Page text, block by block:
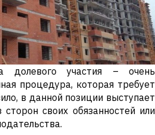
долевого участия – очень
процедура, которая требует
в данной позиции выступает
своих обязанностей или